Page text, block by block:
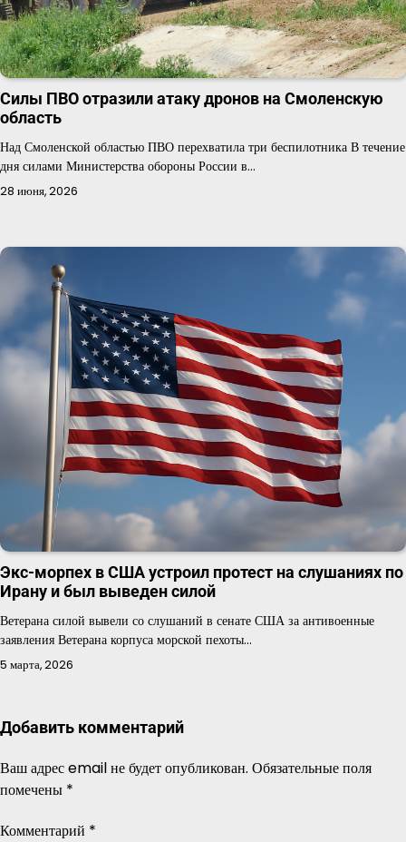
Силы ПВО отразили атаку дронов на Смоленскую
область
Над Смоленской областью ПВО перехватила три беспилотника В течение
дня силами Министерства обороны России в…
28 июня, 2026
Экс-морпех в США устроил протест на слушаниях по
Ирану и был выведен силой
Ветерана силой вывели со слушаний в сенате США за антивоенные
заявления Ветерана корпуса морской пехоты…
5 марта, 2026
Добавить комментарий
Ваш адрес email не будет опубликован. Обязательные поля
помечены *
Комментарий *